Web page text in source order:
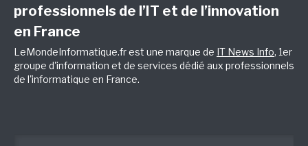
professionnels de l’IT et de l’innovation
en France
LeMondeInformatique.fr est une marque de IT News Info, 1er
groupe d'information et de services dédié aux professionnels
de l'informatique en France.